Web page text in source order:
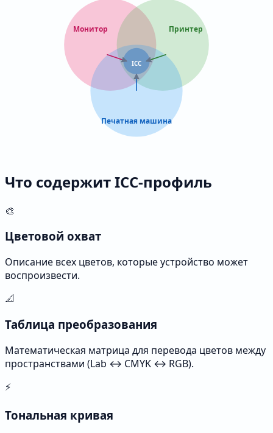
ICC
Монитор Принтер
Печатная машина
Что содержит ICC-профиль
🎨
Цветовой охват
Описание всех цветов, которые устройство может
воспроизвести.
📐
Таблица преобразования
Математическая матрица для перевода цветов между
пространствами (Lab ↔ CMYK ↔ RGB).
⚡
Тональная кривая